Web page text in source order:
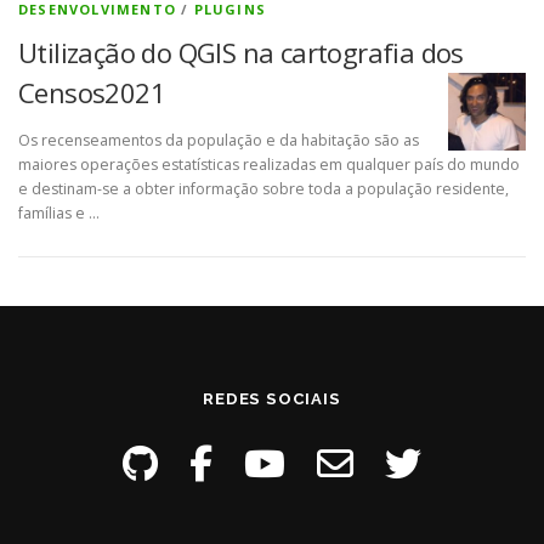
DESENVOLVIMENTO / PLUGINS
Utilização do QGIS na cartografia dos
Censos2021
Os recenseamentos da população e da habitação são as
maiores operações estatísticas realizadas em qualquer país do mundo
e destinam-se a obter informação sobre toda a população residente,
famílias e …
REDES SOCIAIS